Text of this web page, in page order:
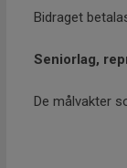
Bidraget
Seniorlag,
De målvakter